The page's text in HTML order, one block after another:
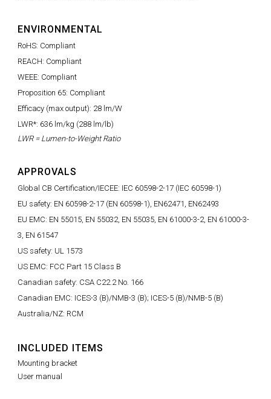
ENVIRONMENTAL
RoHS: Compliant
REACH: Compliant
WEEE: Compliant
Proposition 65: Compliant
Efficacy (max output): 28 lm/W
LWR*: 636 lm/kg (288 lm/lb)
LWR = Lumen-to-Weight Ratio
APPROVALS
Global CB Certification/IECEE: IEC 60598-2-17 (IEC 60598-1)
EU safety: EN 60598-2-17 (EN 60598-1), EN62471, EN62493
EU EMC: EN 55015, EN 55032, EN 55035, EN 61000-3-2, EN 61000-3-
3, EN 61547
US safety: UL 1573
US EMC: FCC Part 15 Class B
Canadian safety: CSA C22.2 No. 166
Canadian EMC: ICES-3 (B)/NMB-3 (B); ICES-5 (B)/NMB-5 (B)
Australia/NZ: RCM
INCLUDED ITEMS
Mounting bracket
User manual